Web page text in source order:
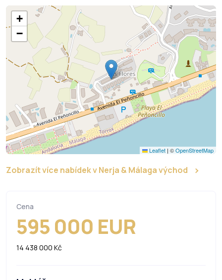
+
−
Leaflet | ©OpenStreetMap
Zobrazít více nabídek v Nerja & Málaga východ
Cena
595 000 EUR
14 438 000 Kč